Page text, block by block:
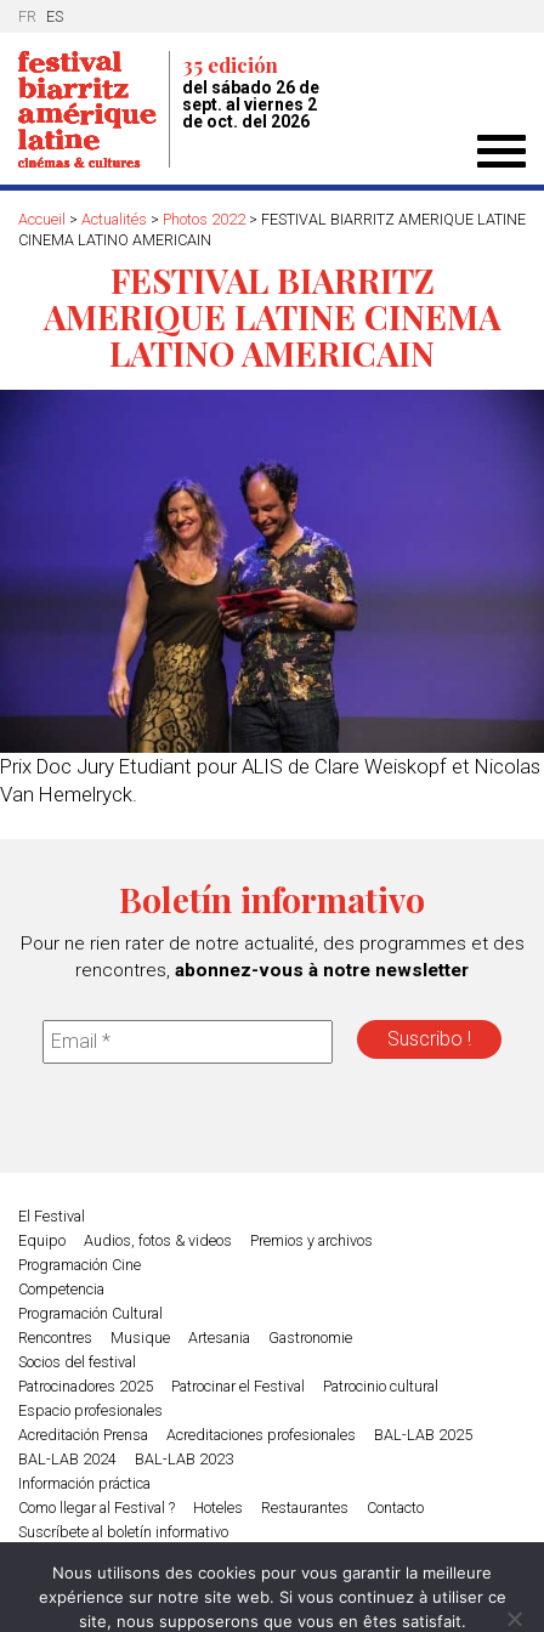
FR ES
35 edición
del sábado 26 de
sept. al viernes 2
de oct. del 2026
Accueil > Actualités > Photos 2022 > FESTIVAL BIARRITZ AMERIQUE LATINE
CINEMA LATINO AMERICAIN
FESTIVAL BIARRITZ
AMERIQUE LATINE CINEMA
LATINO AMERICAIN
Prix Doc Jury Etudiant pour ALIS de Clare Weiskopf et Nicolas
Van Hemelryck.
Boletín informativo
Pour ne rien rater de notre actualité, des programmes et des
rencontres, abonnez-vous à notre newsletter
El Festival
Equipo
Audios, fotos & videos
Premios y archivos
Programación Cine
Competencia
Programación Cultural
Rencontres
Musique Artesania
Gastronomie
Socios del festival
Patrocinadores 2025
Patrocinar el Festival
Patrocinio cultural
Espacio profesionales
Acreditación Prensa
Acreditaciones profesionales
BAL-LAB 2025
BAL-LAB 2024
BAL-LAB 2023
Información práctica
Como llegar al Festival ?
Hoteles Restaurantes
Contacto
Suscríbete al boletín informativo
Musique Literatura
Debates conversatorio
Festival de Biarritz América Latina © 2026
Nous utilisons des cookies pour vous garantir la meilleure
expérience sur notre site web. Si vous continuez à utiliser ce
site, nous supposerons que vous en êtes satisfait.